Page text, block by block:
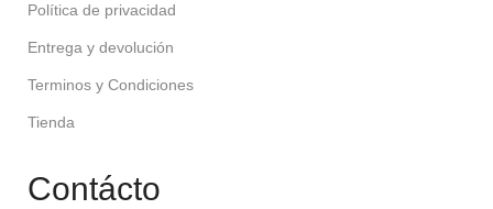
Política de privacidad
Entrega y devolución
Terminos y Condiciones
Tienda
Contácto